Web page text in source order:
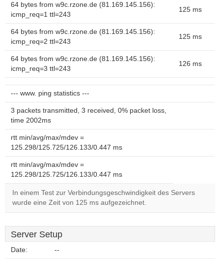
64 bytes from w9c.rzone.de (81.169.145.156):
icmp_req=1 ttl=243
125 ms
64 bytes from w9c.rzone.de (81.169.145.156):
icmp_req=2 ttl=243
125 ms
64 bytes from w9c.rzone.de (81.169.145.156):
icmp_req=3 ttl=243
126 ms
--- www. ping statistics ---
3 packets transmitted, 3 received, 0% packet loss,
time 2002ms
rtt min/avg/max/mdev =
125.298/125.725/126.133/0.447 ms
rtt min/avg/max/mdev =
125.298/125.725/126.133/0.447 ms
In einem Test zur Verbindungsgeschwindigkeit des Servers
wurde eine Zeit von 125 ms aufgezeichnet.
Server Setup
Date: --